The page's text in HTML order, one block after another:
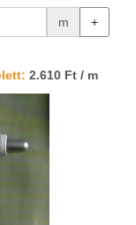
m +
2.610 Ft / m